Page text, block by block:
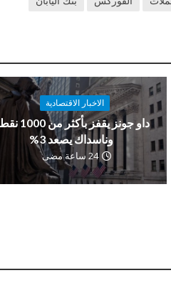
الاخبار الاقتصادية
داو جونز يقفز بأكثر
وناسداك يصعد 3%
24 ساعة مضى